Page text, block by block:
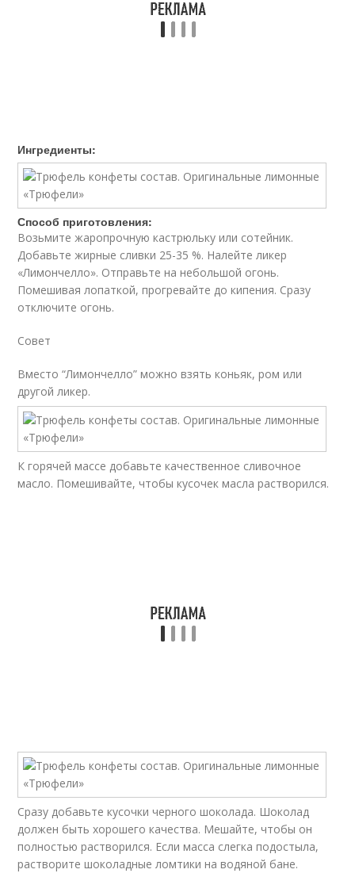
Ингредиенты:
Способ приготовления:
Возьмите жаропрочную кастрюльку или сотейник.
Добавьте жирные сливки 25-35 %. Налейте ликер
«Лимончелло». Отправьте на небольшой огонь.
Помешивая лопаткой, прогревайте до кипения. Сразу
отключите огонь.
Совет
Вместо “Лимончелло” можно взять коньяк, ром или
другой ликер.
К горячей массе добавьте качественное сливочное
масло. Помешивайте, чтобы кусочек масла растворился.
Сразу добавьте кусочки черного шоколада. Шоколад
должен быть хорошего качества. Мешайте, чтобы он
полностью растворился. Если масса слегка подостыла,
растворите шоколадные ломтики на водяной бане.